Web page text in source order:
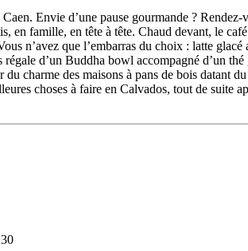
Envie d’une pause gourmande ?
en famille, en tête à tête. Chaud devant, le
n’avez que l’embarras du choix : latte
régale d’un Buddha bowl accompagné d’un
charme des maisons à pans de bois datant
choses à faire en Calvados, tout de suite